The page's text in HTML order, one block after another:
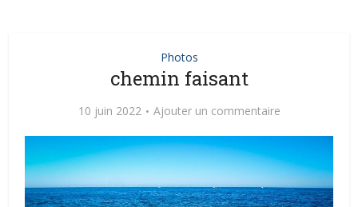
Photos
chemin faisant
10 juin 2022 Ajouter un commentaire